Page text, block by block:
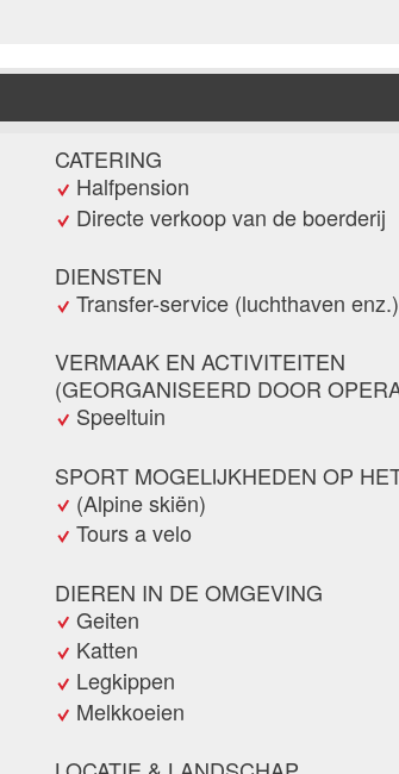
CATERING
Halfpension
Directe verkoop van de boerderij
DIENSTEN
Transfer-service (luchthaven enz.)
VERMAAK EN ACTIVITEITEN
(GEORGANISEERD DOOR
Speeltuin
SPORT MOGELIJKHEDEN OP
(Alpine skiën)
Tours a velo
DIEREN IN DE OMGEVING
Geiten
Katten
Legkippen
Melkkoeien